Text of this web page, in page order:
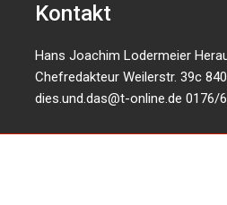
Kontakt
Hans Joachim Lodermeier
Chefredakteur Weilerstr. 39c
dies.und.das@t-online.de 0176/